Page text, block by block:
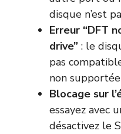
disque n’est
Erreur “DFT
drive” : le
pas
non
Blocage sur
essayez avec
désactivez le